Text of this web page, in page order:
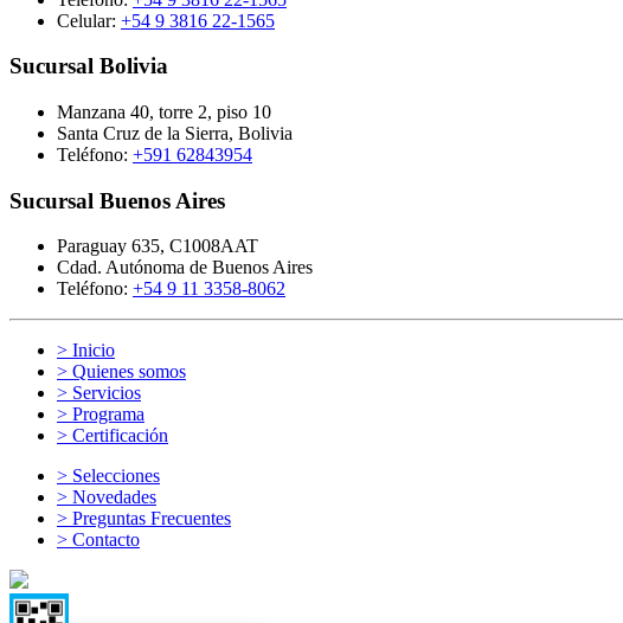
Celular: +54 9 3816 22-1565
Sucursal Bolivia
Manzana 40, torre 2, piso 10
Santa Cruz de la Sierra, Bolivia
Teléfono: +591 62843954
Sucursal Buenos Aires
Paraguay 635, C1008AAT
Cdad. Autónoma de Buenos Aires
Teléfono: +54 9 11 3358-8062
> Inicio
> Quienes somos
> Servicios
> Programa
> Certificación
> Selecciones
> Novedades
> Preguntas Frecuentes
> Contacto